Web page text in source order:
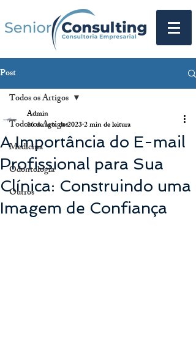
Post
Todos os Artigos
Medicina
Odontologia
Outros
Todos os Artigos
A Importância do E-mail
Profissional para Sua
Clínica: Construindo uma
Imagem de Confiança
Admin
16 de ago. de 20232 min de leitura